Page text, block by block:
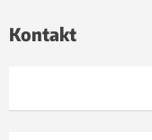
Kontakt